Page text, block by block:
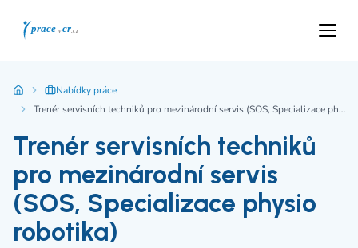
Nabídky práce
Trenér servisních techniků pro mezinárodní servis (SOS, Specializace physio robotika)
Trenér servisních techniků
pro mezinárodní servis
(SOS, Specializace physio
robotika)